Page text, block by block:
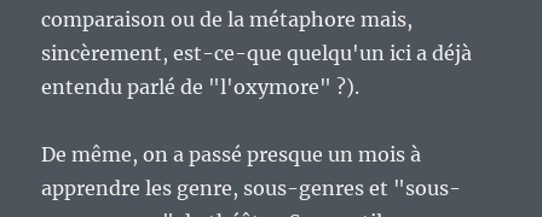
comparaison ou de la métaphore mais,
sincèrement, est-ce-que quelqu'un ici a déjà
entendu parlé de "l'oxymore" ?).
De même, on a passé presque un mois à
apprendre les genre, sous-genres et "sous-